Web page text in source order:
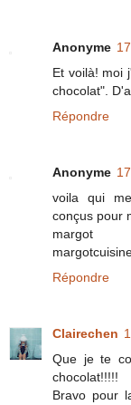
Anonyme
Et voilà! moi
chocolat".
Répondre
Anonyme
voila qui
conçus pour
margot
Répondre
Clairechen
Que je te
chocolat!!!!!
Bravo pour